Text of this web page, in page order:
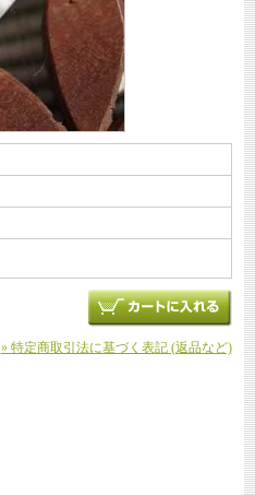
» 特定商取引法に基づく表記 (返品など)